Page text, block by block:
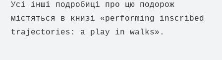
Усі інші подробиці про цю подорож
містяться в книзі «performing inscribed
trajectories: a play in walks».